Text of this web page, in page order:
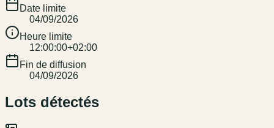
Date limite
04/09/2026
Heure limite
12:00:00+02:00
Fin de diffusion
04/09/2026
Lots détectés